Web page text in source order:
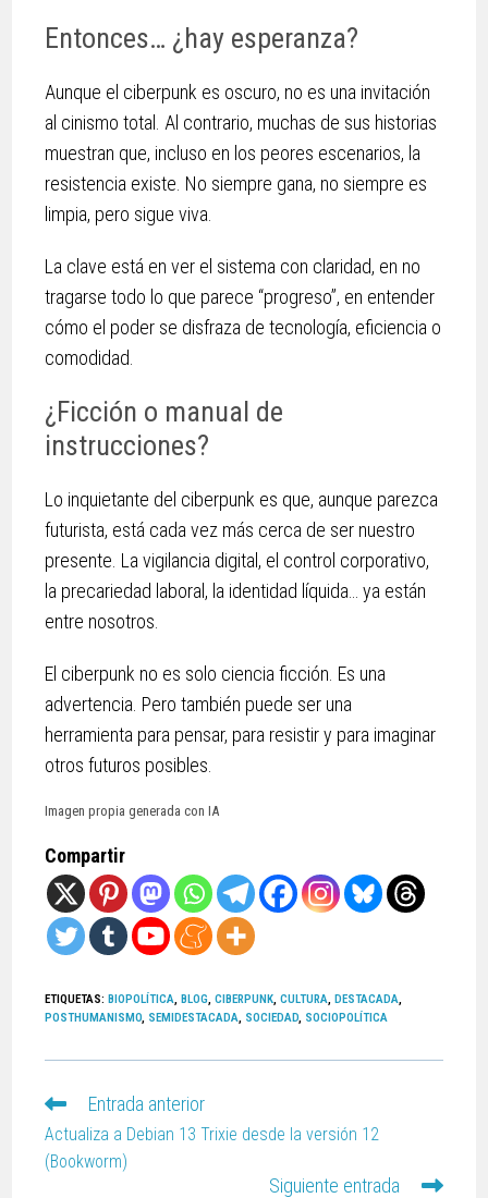
Entonces… ¿hay esperanza?
Aunque el ciberpunk es oscuro, no es una invitación
al cinismo total. Al contrario, muchas de sus historias
muestran que, incluso en los peores escenarios, la
resistencia existe. No siempre gana, no siempre es
limpia, pero sigue viva.
La clave está en ver el sistema con claridad, en no
tragarse todo lo que parece “progreso”, en entender
cómo el poder se disfraza de tecnología, eficiencia o
comodidad.
¿Ficción o manual de
instrucciones?
Lo inquietante del ciberpunk es que, aunque parezca
futurista, está cada vez más cerca de ser nuestro
presente. La vigilancia digital, el control corporativo,
la precariedad laboral, la identidad líquida… ya están
entre nosotros.
El ciberpunk no es solo ciencia ficción. Es una
advertencia. Pero también puede ser una
herramienta para pensar, para resistir y para imaginar
otros futuros posibles.
Imagen propia generada con IA
Compartir
ETIQUETAS:BIOPOLÍTICA, BLOG, CIBERPUNK, CULTURA, DESTACADA,
POSTHUMANISMO, SEMIDESTACADA, SOCIEDAD, SOCIOPOLÍTICA
Entrada anterior
Actualiza a Debian 13 Trixie desde la versión 12
(Bookworm)
Siguiente entrada